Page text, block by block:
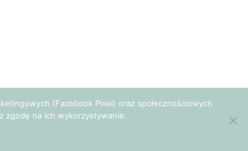
(Facebook Pixel) oraz społecznościowych
zgodę na ich wykorzystywanie.